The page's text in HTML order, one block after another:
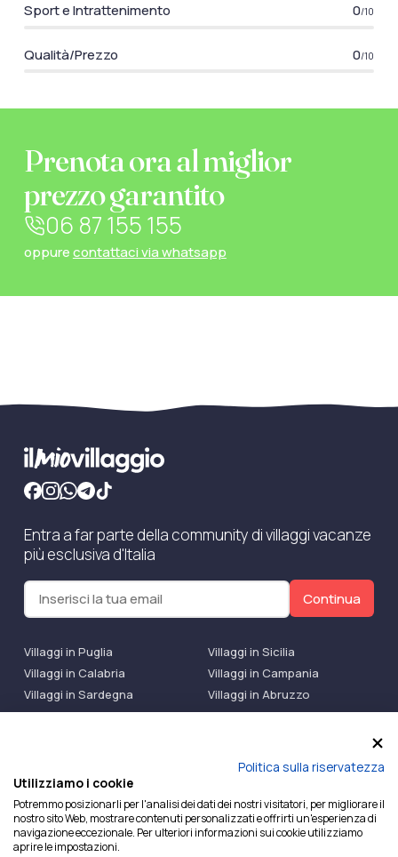
Sport e Intrattenimento 0/10
Qualità/Prezzo 0/10
Prenota ora al miglior
prezzo garantito
06 87 155 155
oppurecontattaci via whatsapp
Entra a far parte della community di villaggi vacanze
più esclusiva d'Italia
Continua
Villaggi in Puglia
Villaggi in Sicilia
Villaggi in Calabria
Villaggi in Campania
Villaggi in Sardegna
Villaggi in Abruzzo
Villaggi Bluserena
Villaggi TH Resort
Ilmiovillaggio è un marchio di Ekiwi S.r.l.
Licenza Agenzia Viaggi e Turismo n° 2015/0133251 del
26/02/2015 e coperta da RC per Agenzia di Viaggi n°
OX00081147 REVO Specialty LiabilityXTravel Agencies.
Politica sulla riservatezza
Utilizziamo i cookie
Potremmo posizionarli per l'analisi dei dati dei nostri visitatori, per migliorare il
nostro sito Web, mostrare contenuti personalizzati e offrirti un'esperienza di
navigazione eccezionale. Per ulteriori informazioni sui cookie utilizziamo
aprire le impostazioni.